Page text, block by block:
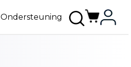
Ondersteuning